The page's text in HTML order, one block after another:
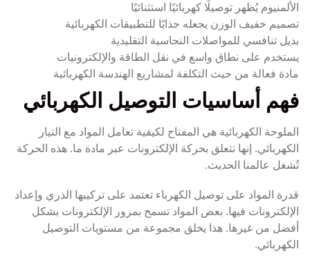
الألمنيوم يُظهر توصيلًا كهربائيًا استثنائيًا
تصميم خفيف الوزن يجعله جذابًا للتطبيقات الكهربائية
بديل تنافسي للمواصلات النحاسية التقليدية
يستخدم على نطاق واسع في نقل الطاقة والإلكترونيات
مادة فعالة من حيث التكلفة لمشاريع الهندسة الكهربائية
فهم أساسيات التوصيل الكهربائي
الملوحة الكهربائية هي المفتاح لكيفية تعامل المواد مع التيار
الكهربائي. إنها تتعلق بحركة الإلكترونات عبر مادة ما. هذه الحركة
تُشغل عالمنا الحديث.
قدرة المواد على توصيل الكهرباء تعتمد على تركيبها الذري وإعداد
الإلكترونات فيها. بعض المواد تسمح بمرور الإلكترونات بشكل
أفضل من غيرها. هذا يخلق مجموعة من مستويات التوصيل
الكهربائي.